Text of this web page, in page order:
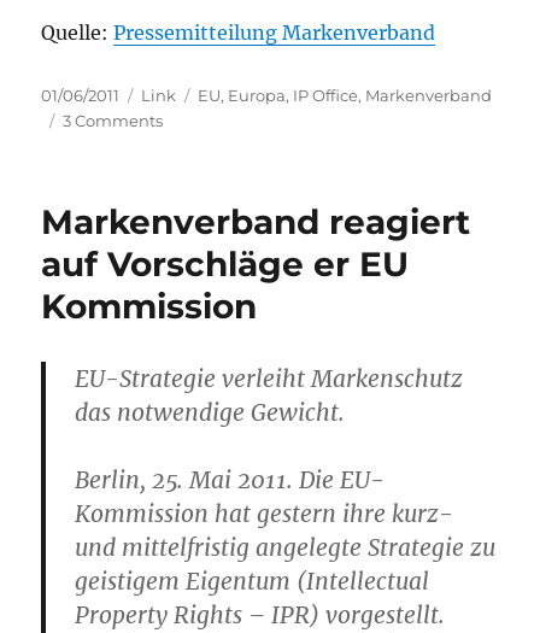
Quelle:Pressemitteilung Markenverband
Posted
on
01/06/2011 Categories
Link Tags
EU, Europa, IP Office, Markenverband
3 Commentson
eine
für
geistiges
Eigentum
Markenverband reagiert
auf Vorschläge er EU
Kommission
EU-Strategie verleiht Markenschutz
das notwendige Gewicht.
Berlin, 25. Mai 2011. Die EU-
Kommission hat gestern ihre kurz-
und mittelfristig angelegte Strategie zu
geistigem Eigentum (Intellectual
Property Rights – IPR) vorgestellt.